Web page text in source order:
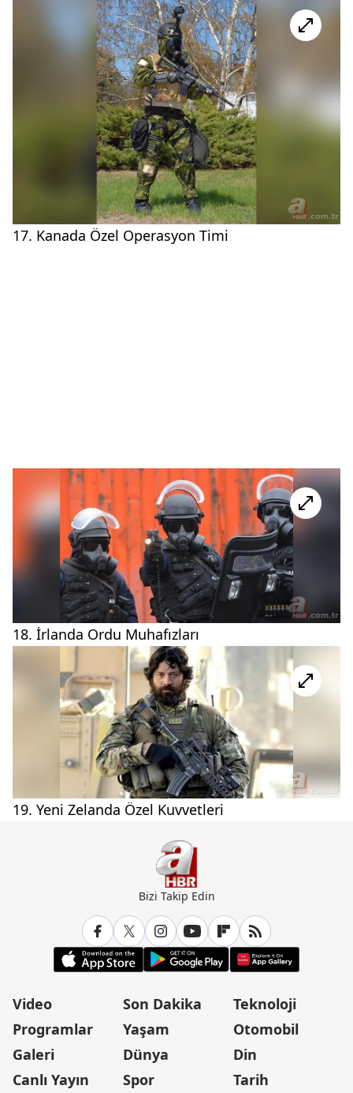
17. Kanada Özel Operasyon Timi
18. İrlanda Ordu Muhafızları
19. Yeni Zelanda Özel Kuvvetleri
Bizi Takip Edin
Video
Programlar
Galeri
Canlı Yayın
Son Dakika
Yaşam
Dünya
Spor
Teknoloji
Otomobil
Din
Tarih